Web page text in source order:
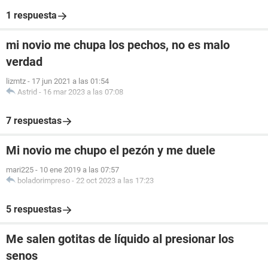
1 respuesta
mi novio me chupa los pechos, no es malo
verdad
lizmtz - 17 jun 2021 a las 01:54
Astrid - 16 mar 2023 a las 07:08
7 respuestas
Mi novio me chupo el pezón y me duele
mari225 - 10 ene 2019 a las 07:57
boladorimpreso - 22 oct 2023 a las 17:23
5 respuestas
Me salen gotitas de líquido al presionar los
senos